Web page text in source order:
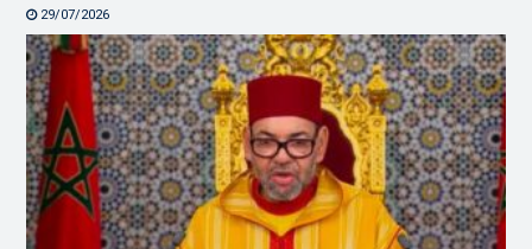
29/07/2026